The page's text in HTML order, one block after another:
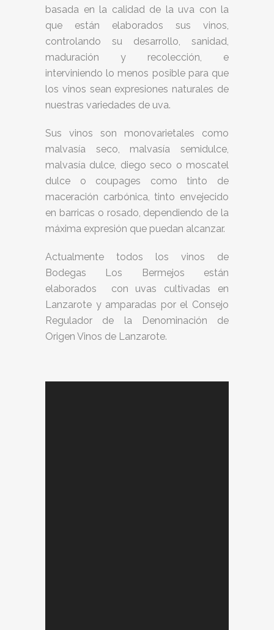
basada en la calidad de la uva con la
que están elaborados sus vinos,
controlando su desarrollo, sanidad,
maduración y recolección, e
interviniendo lo menos posible para que
los vinos sean expresiones naturales de
nuestras variedades de uva.
Sus vinos son monovarietales como
malvasía seco, malvasía semidulce,
malvasía dulce, diego seco o moscatel
dulce o coupages como tinto de
maceración carbónica, tinto envejecido
en barricas o rosado, dependiendo de la
máxima expresión que puedan alcanzar.
Actualmente todos los vinos de
Bodegas Los Bermejos están
elaborados con uvas cultivadas en
Lanzarote y amparadas por el Consejo
Regulador de la Denominación de
Origen Vinos de Lanzarote.